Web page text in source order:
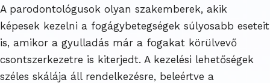
A parodontológusok olyan szakemberek, akik
képesek kezelni a fogágybetegségek súlyosabb eseteit
is, amikor a gyulladás már a fogakat körülvevő
csontszerkezetre is kiterjedt. A kezelési lehetőségek
széles skálája áll rendelkezésre, beleértve a